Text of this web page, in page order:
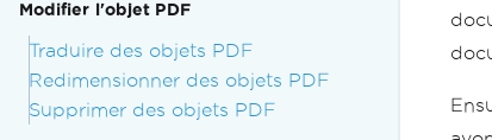
Modifier l'objet PDF
Traduire des objets PDF
Redimensionner des objets PDF
Supprimer des objets PDF